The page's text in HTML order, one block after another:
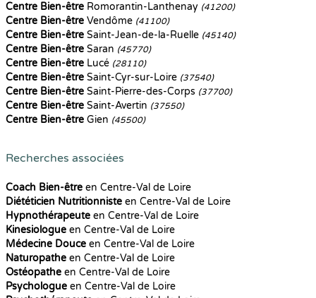
Centre Bien-être Romorantin-Lanthenay (41200)
Centre Bien-être Vendôme (41100)
Centre Bien-être Saint-Jean-de-la-Ruelle (45140)
Centre Bien-être Saran (45770)
Centre Bien-être Lucé (28110)
Centre Bien-être Saint-Cyr-sur-Loire (37540)
Centre Bien-être Saint-Pierre-des-Corps (37700)
Centre Bien-être Saint-Avertin (37550)
Centre Bien-être Gien (45500)
Recherches associées
Coach Bien-être en Centre-Val de Loire
Diététicien Nutritionniste en Centre-Val de Loire
Hypnothérapeute en Centre-Val de Loire
Kinesiologue en Centre-Val de Loire
Médecine Douce en Centre-Val de Loire
Naturopathe en Centre-Val de Loire
Ostéopathe en Centre-Val de Loire
Psychologue en Centre-Val de Loire